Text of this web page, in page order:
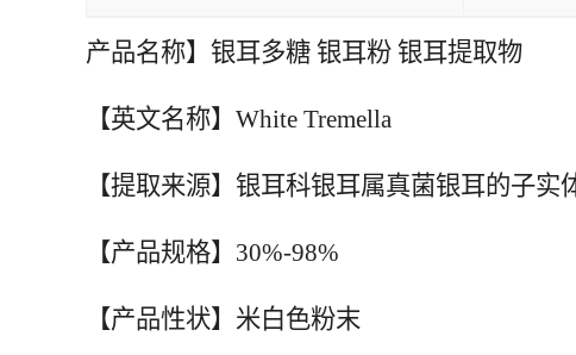
产品名称】银耳多糖 银耳粉 银耳提取物
【英文名称】White Tremella
【提取来源】 银耳科银耳属真菌银耳的子实
【产品规格】30%-98%
【产品性状】米白色粉末